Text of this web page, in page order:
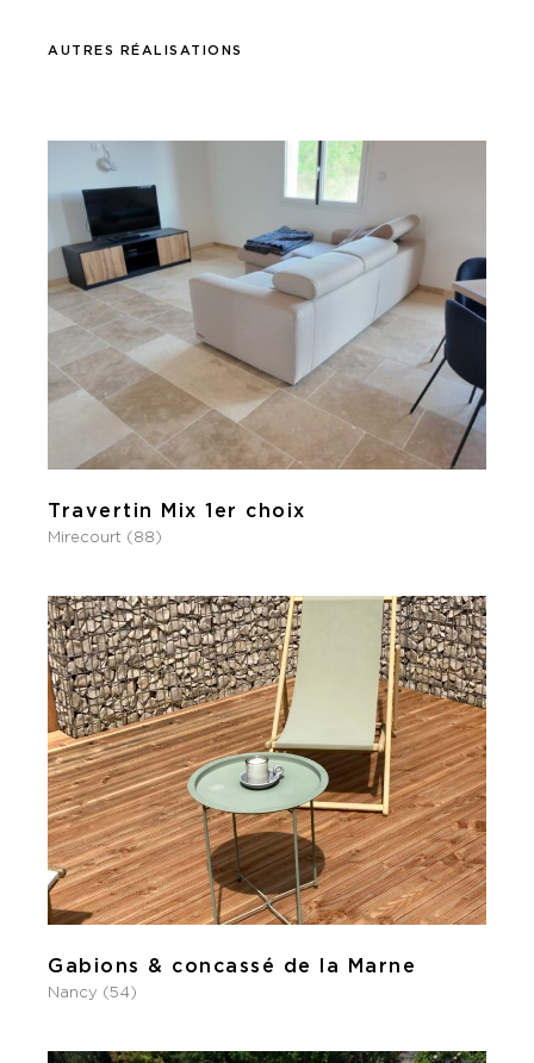
AUTRES RÉALISATIONS
Travertin Mix 1er choix
Mirecourt (88)
Gabions & concassé de la Marne
Nancy (54)